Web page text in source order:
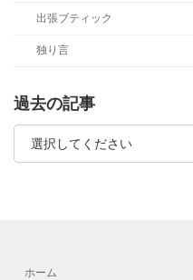
出張ブティック
独り言
過去の記事
ホーム